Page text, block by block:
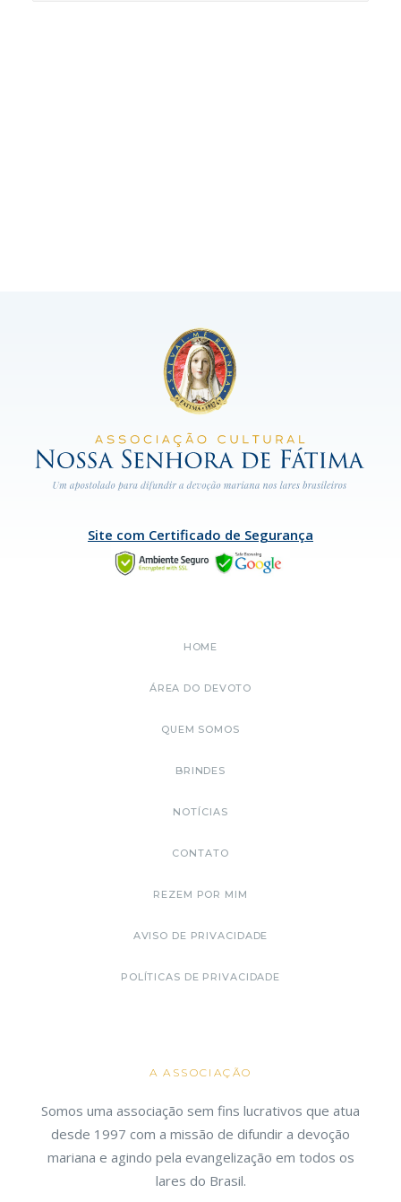
Site com Certificado de Segurança
HOME
ÁREA DO DEVOTO
QUEM SOMOS
BRINDES
NOTÍCIAS
CONTATO
REZEM POR MIM
AVISO DE PRIVACIDADE
POLÍTICAS DE PRIVACIDADE
A ASSOCIAÇÃO
Somos uma associação sem fins lucrativos que atua
desde 1997 com a missão de difundir a devoção
mariana e agindo pela evangelização em todos os
lares do Brasil.